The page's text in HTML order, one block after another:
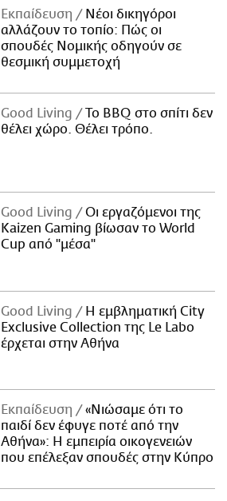
Εκπαίδευση
Νέοι δικηγόροι
αλλάζουν το τοπίο: Πώς οι
σπουδές Νομικής οδηγούν σε
θεσμική συμμετοχή
Good Living
Το BBQ στο σπίτι δεν
θέλει χώρο. Θέλει τρόπο.
Good Living
Οι εργαζόμενοι της
Kaizen Gaming βίωσαν το World
Cup από "μέσα"
Good Living
Η εμβληματική City
Exclusive Collection της Le Labo
έρχεται στην Αθήνα
Εκπαίδευση
«Νιώσαμε ότι το
παιδί δεν έφυγε ποτέ από την
Αθήνα»: Η εμπειρία οικογενειών
που επέλεξαν σπουδές στην Κύπρο